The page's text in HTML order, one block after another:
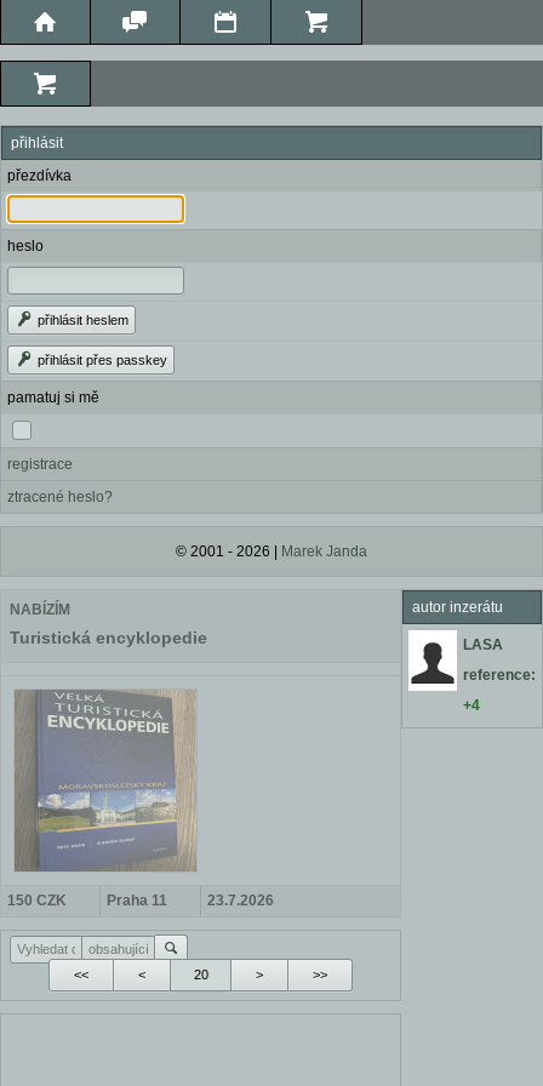
přihlásit
přezdívka
heslo
přihlásit heslem
přihlásit přes passkey
pamatuj si mě
registrace
ztracené heslo?
© 2001 - 2026 | Marek Janda
autor inzerátu
LASA
reference:
+4
NABÍZÍM
Turistická encyklopedie
150 CZK Praha 11 23.7.2026
<< < > >>